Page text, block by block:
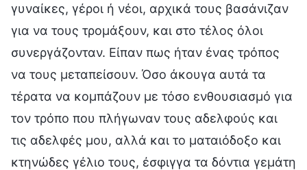
γυναίκες, γέροι ή νέοι, αρχικά τους βασάνιζαν
για να τους τρομάξουν, και στο τέλος όλοι
συνεργάζονταν. Είπαν πως ήταν ένας τρόπος
να τους μεταπείσουν. Όσο άκουγα αυτά τα
τέρατα να κομπάζουν με τόσο ενθουσιασμό για
τον τρόπο που πλήγωναν τους αδελφούς και
τις αδελφές μου, αλλά και το ματαιόδοξο και
κτηνώδες γέλιο τους, έσφιγγα τα δόντια γεμάτη